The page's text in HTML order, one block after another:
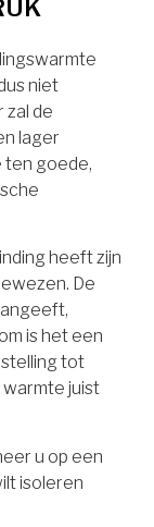
niet
zal de
lager
goede,
heeft zijn
De
is het een
tot
juist
u op een
isoleren